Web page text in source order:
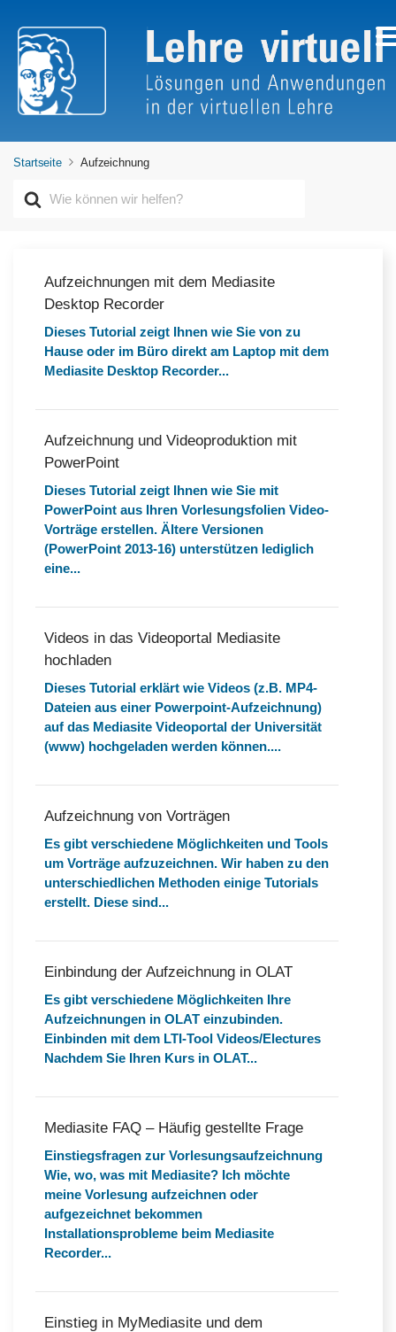
Startseite Aufzeichnung
Aufzeichnungen mit dem Mediasite
Desktop Recorder
Dieses Tutorial zeigt Ihnen wie Sie von zu
Hause oder im Büro direkt am Laptop mit dem
Mediasite Desktop Recorder...
Aufzeichnung und Videoproduktion mit
PowerPoint
Dieses Tutorial zeigt Ihnen wie Sie mit
PowerPoint aus Ihren Vorlesungsfolien Video-
Vorträge erstellen. Ältere Versionen
(PowerPoint 2013-16) unterstützen lediglich
eine...
Videos in das Videoportal Mediasite
hochladen
Dieses Tutorial erklärt wie Videos (z.B. MP4-
Dateien aus einer Powerpoint-Aufzeichnung)
auf das Mediasite Videoportal der Universität
(www) hochgeladen werden können....
Aufzeichnung von Vorträgen
Es gibt verschiedene Möglichkeiten und Tools
um Vorträge aufzuzeichnen. Wir haben zu den
unterschiedlichen Methoden einige Tutorials
erstellt. Diese sind...
Einbindung der Aufzeichnung in OLAT
Es gibt verschiedene Möglichkeiten Ihre
Aufzeichnungen in OLAT einzubinden.
Einbinden mit dem LTI-Tool Videos/Electures
Nachdem Sie Ihren Kurs in OLAT...
Mediasite FAQ – Häufig gestellte Frage
Einstiegsfragen zur Vorlesungsaufzeichnung
Wie, wo, was mit Mediasite? Ich möchte
meine Vorlesung aufzeichnen oder
aufgezeichnet bekommen
Installationsprobleme beim Mediasite
Recorder...
Einstieg in MyMediasite und dem